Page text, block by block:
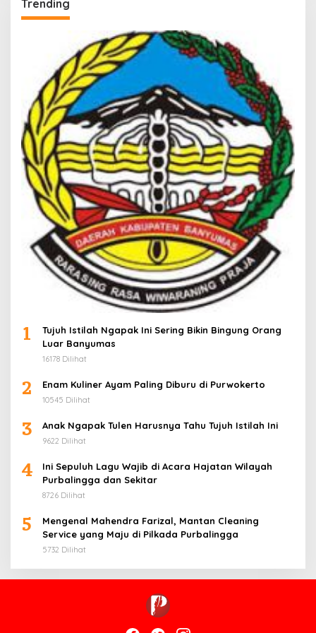
Trending
1
Tujuh Istilah Ngapak Ini Sering Bikin Bingung Orang
Luar Banyumas
16178 Dilihat
2 Enam Kuliner Ayam Paling Diburu di Purwokerto
10545 Dilihat
3 Anak Ngapak Tulen Harusnya Tahu Tujuh Istilah Ini
9622 Dilihat
4
Ini Sepuluh Lagu Wajib di Acara Hajatan Wilayah
Purbalingga dan Sekitar
8726 Dilihat
5
Mengenal Mahendra Farizal, Mantan Cleaning
Service yang Maju di Pilkada Purbalingga
5732 Dilihat